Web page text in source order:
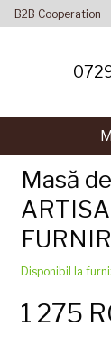
B2B Cooperation
Masă
Disponibil la
1 275